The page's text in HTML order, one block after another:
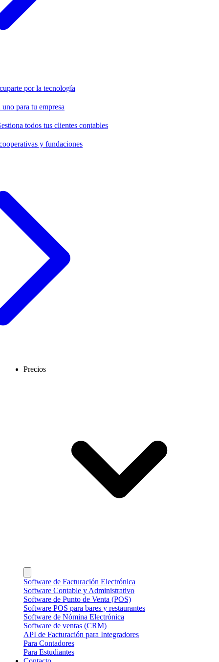
por la tecnología
para tu empresa
todos tus clientes contables
y fundaciones
Precios
Software de Facturación Electrónica
Software Contable y Administrativo
Software de Punto de Venta (POS)
Software POS para bares y restaurantes
Software de Nómina Electrónica
Software de ventas (CRM)
API de Facturación para Integradores
Para Contadores
Para Estudiantes